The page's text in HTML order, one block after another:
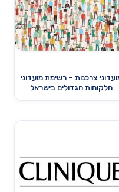
צרכנות – רשימת מועדוני
הלקוחות הגדולים בישראל